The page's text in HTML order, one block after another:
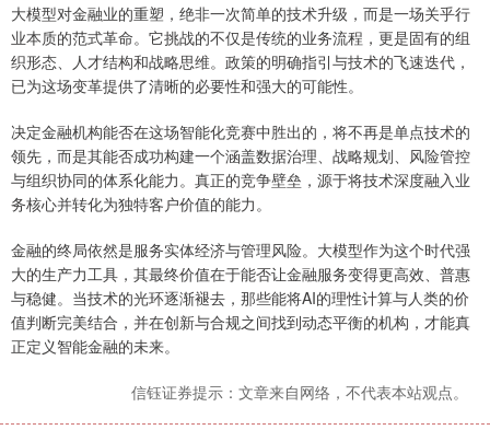
大模型对金融业的重塑，绝非一次简单的技术升级，而是一场关乎行
业本质的范式革命。它挑战的不仅是传统的业务流程，更是固有的组
织形态、人才结构和战略思维。政策的明确指引与技术的飞速迭代，
已为这场变革提供了清晰的必要性和强大的可能性。
决定金融机构能否在这场智能化竞赛中胜出的，将不再是单点技术的
领先，而是其能否成功构建一个涵盖数据治理、战略规划、风险管控
与组织协同的体系化能力。真正的竞争壁垒，源于将技术深度融入业
务核心并转化为独特客户价值的能力。
金融的终局依然是服务实体经济与管理风险。大模型作为这个时代强
大的生产力工具，其最终价值在于能否让金融服务变得更高效、普惠
与稳健。当技术的光环逐渐褪去，那些能将AI的理性计算与人类的价
值判断完美结合，并在创新与合规之间找到动态平衡的机构，才能真
正定义智能金融的未来。
信钰证券提示：文章来自网络，不代表本站观点。